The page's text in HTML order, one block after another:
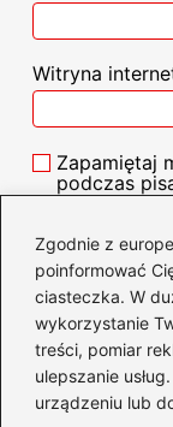
Zgodnie z
poinformować
ciasteczka. W
wykorzystanie
treści, pomiar
ulepszanie
urządzeniu lub
Witryna
Zapamiętaj
podczas